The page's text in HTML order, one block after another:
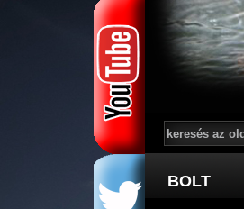
BOLT